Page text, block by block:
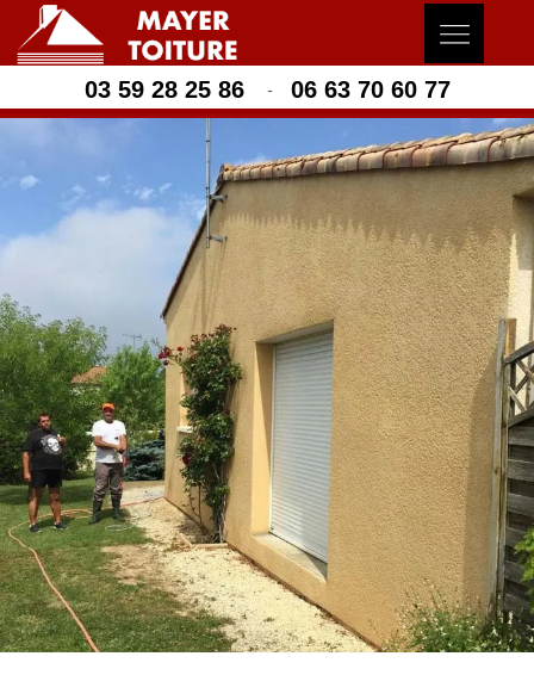
03 59 28 25 86 - 06 63 70 60 77